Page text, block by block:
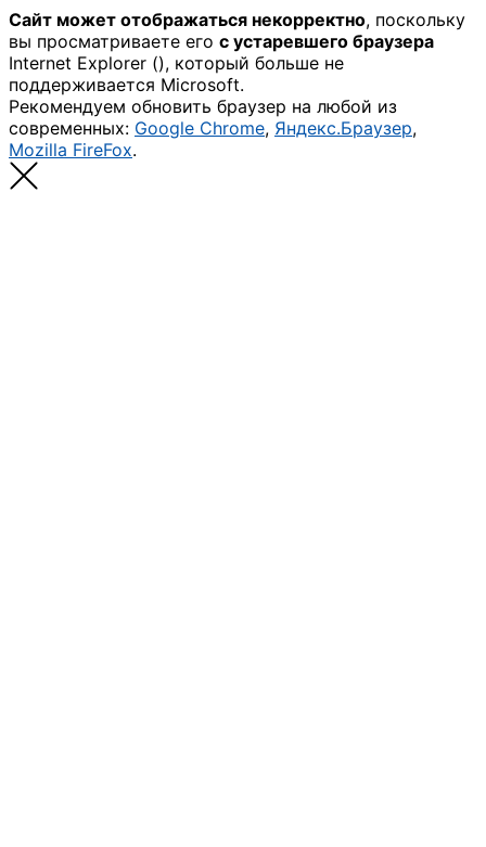
Сайт может отображаться некорректно, поскольку
вы просматриваете его с устаревшего браузера
Internet Explorer (), который больше не
поддерживается Microsoft.
Рекомендуем обновить браузер на любой из
современных: Google Chrome, Яндекс.Браузер,
Mozilla FireFox.